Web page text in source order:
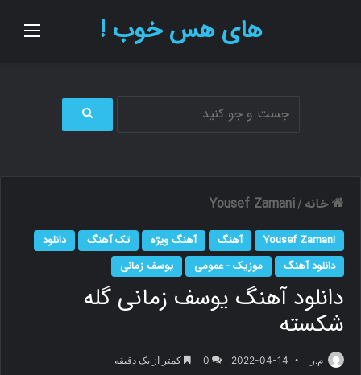
های هس خوب !
ج
ر
ا
خانه /
Yousef Zamani
Yousef Zamani آهنگ آهنگ ویژه تک آهنگ
دانلود
دانلود آهنگ
موزیک - عمومی یوسف زمانی
دانلود آهنگ یوسف زمانی گله
شکسته
م.ر 2022-04-14
0 کمتر از یک دقیقه